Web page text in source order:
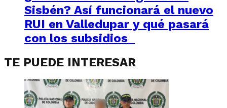
Sisbén? Así funcionará el nuevo
RUI en Valledupar y qué pasará
con los subsidios
TE PUEDE INTERESAR